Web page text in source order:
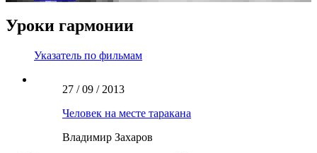
Уроки гармонии
Указатель по фильмам
27 / 09 / 2013
Человек на месте таракана
Владимир Захаров